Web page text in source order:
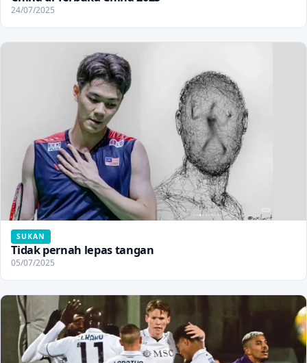
24/07/2025
SUKAN
Tidak pernah lepas tangan
05/07/2025